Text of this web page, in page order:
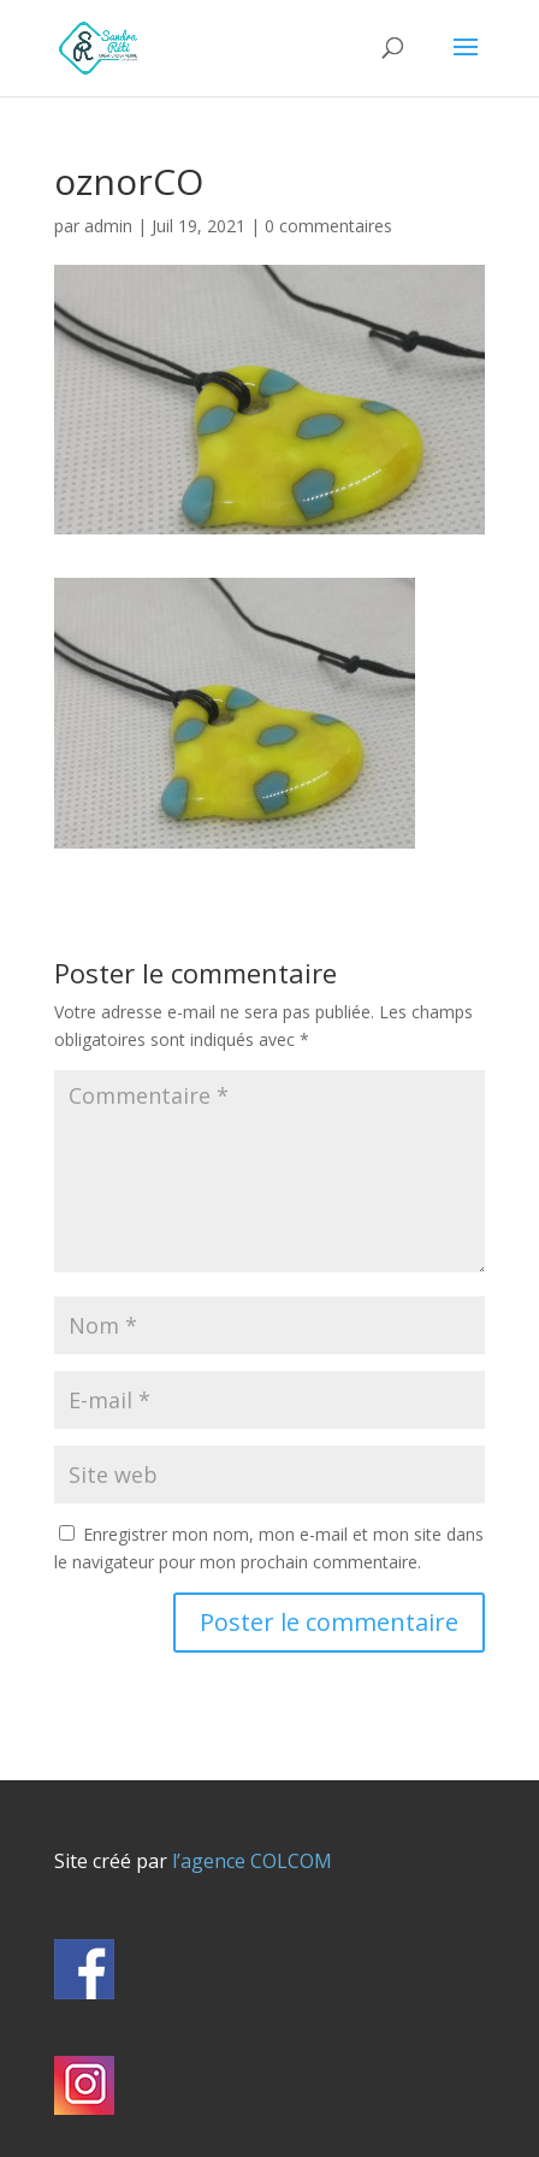
oznorCO
par admin | Juil 19, 2021 | 0 commentaires
Poster le commentaire
Votre adresse e-mail ne sera pas publiée. Les champs
obligatoires sont indiqués avec *
Enregistrer mon nom, mon e-mail et mon site dans
le navigateur pour mon prochain commentaire.
Site créé parl’agence COLCOM